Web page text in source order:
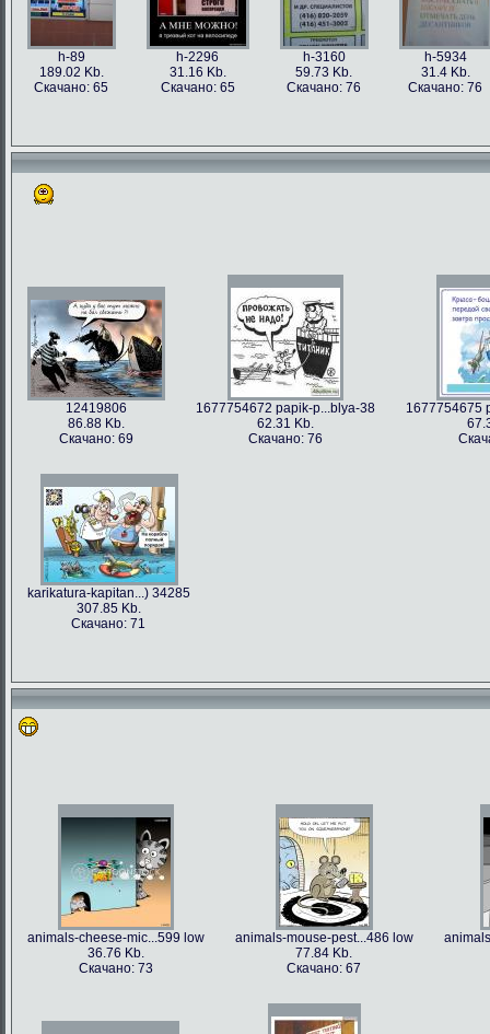
h-89
189.02 Kb.
Скачано: 65
h-2296
31.16 Kb.
Скачано: 65
h-3160
59.73 Kb.
Скачано: 76
h-5934
31.4 Kb.
Скачано: 76
12419806
86.88 Kb.
Скачано: 69
1677754672 papik-p...blya-38
62.31 Kb.
Скачано: 76
1677754675
karikatura-kapitan...) 34285
307.85 Kb.
Скачано: 71
animals-cheese-mic...599 low
36.76 Kb.
Скачано: 73
animals-mouse-pest...486 low
77.84 Kb.
Скачано: 67